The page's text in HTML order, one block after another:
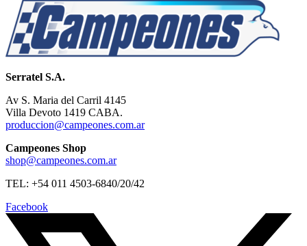
Serratel S.A.
Av S. Maria del Carril 4145
Villa Devoto 1419 CABA.
produccion@campeones.com.ar
Campeones Shop
shop@campeones.com.ar
TEL: +54 011 4503-6840/20/42
Facebook